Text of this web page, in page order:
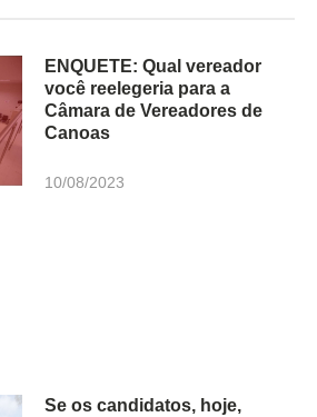
ENQUETE: Qual vereador
você reelegeria para a
Câmara de Vereadores de
Canoas
10/08/2023
Se os candidatos, hoje,